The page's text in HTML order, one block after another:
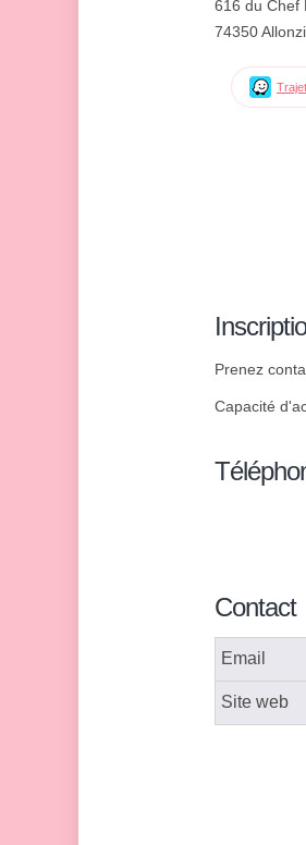
616 du Chef
74350
Prenez
Capacité
Contact
Email
Site web